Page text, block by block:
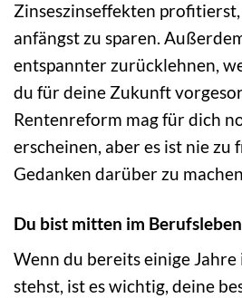
Zinseszinseffekten
anfängst zu sparen.
entspannter zurücklehnen,
du für deine Zukunft
Rentenreform mag für dich
erscheinen, aber es ist nie zu
Gedanken darüber zu
Du bist mitten im Berufsleben
Wenn du bereits einige Jahre
stehst, ist es wichtig, deine